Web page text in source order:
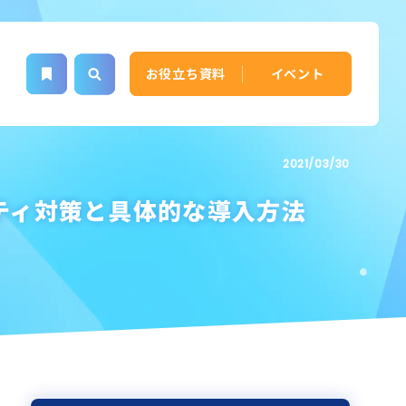
お役立ち資料 イベント
2021/03/30
対策と具体的な導入方法